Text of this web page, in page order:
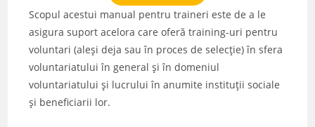
Scopul acestui manual pentru traineri este de a le
asigura suport acelora care oferă training-uri pentru
voluntari (aleși deja sau în proces de selecție) în sfera
voluntariatului în general și în domeniul
voluntariatului și lucrului în anumite instituții sociale
și beneficiarii lor.